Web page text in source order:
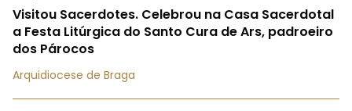
Visitou Sacerdotes. Celebrou na Casa Sacerdotal
a Festa Litúrgica do Santo Cura de Ars, padroeiro
dos Párocos
Arquidiocese de Braga